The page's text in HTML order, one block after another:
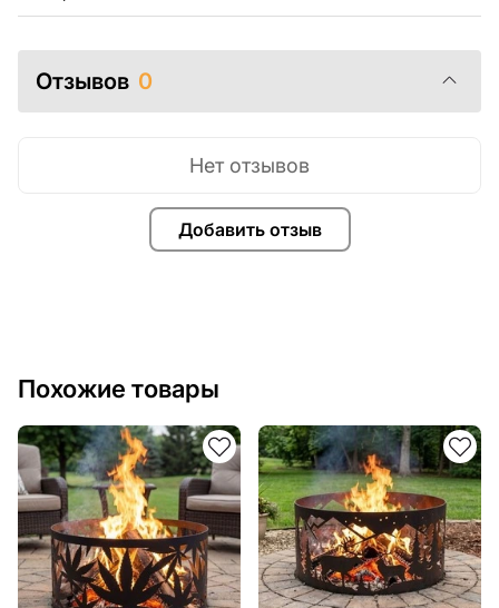
Отзывов 0
Добавить отзыв
Нет отзывов
Похожие товары